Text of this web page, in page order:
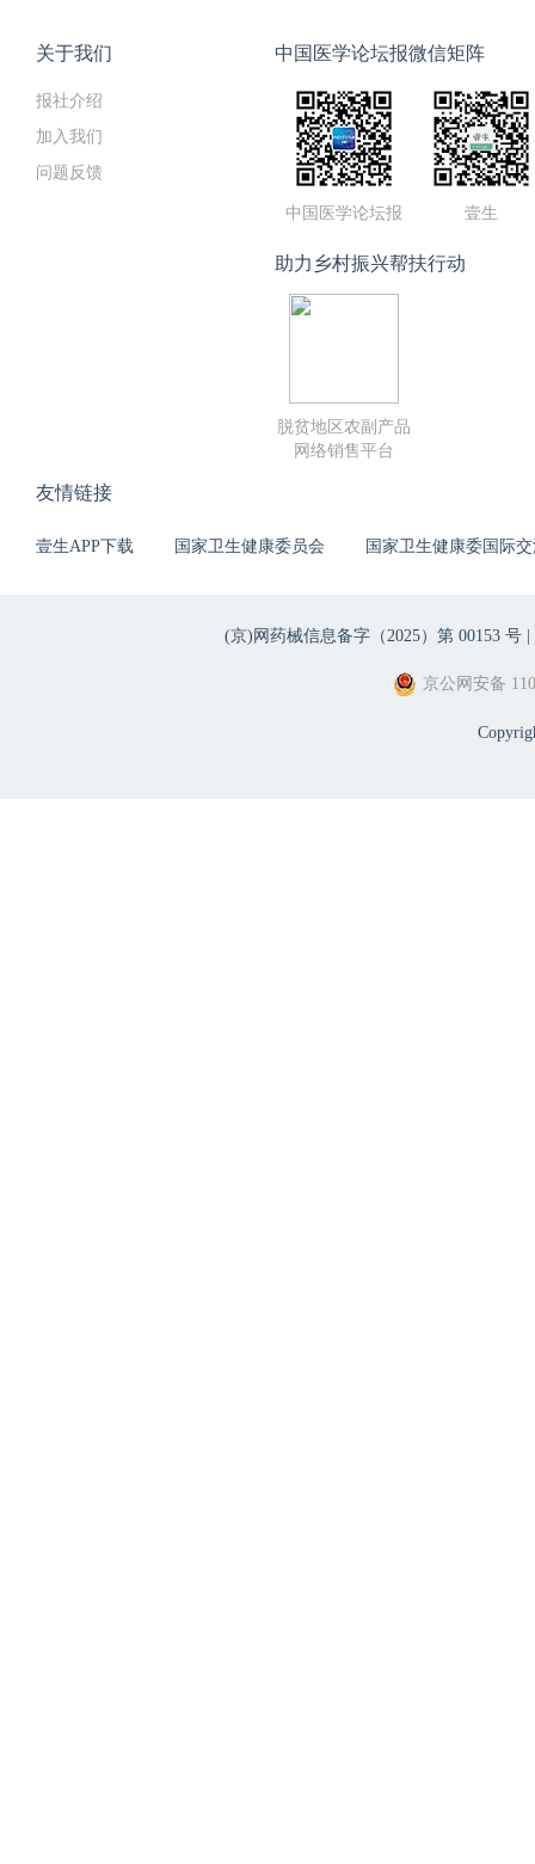
关于我们
报社介绍
加入我们
问题反馈
中国医学论坛报微信矩阵
中国医学论坛报 壹生
助力乡村振兴帮扶行动
脱贫地区农副产品
网络销售平台
友情链接
壹生APP下载 国家卫生健康委员会 国家卫生健康委国际
(京)网药械信息备字（2025）第 00153 号 |
京公网安备